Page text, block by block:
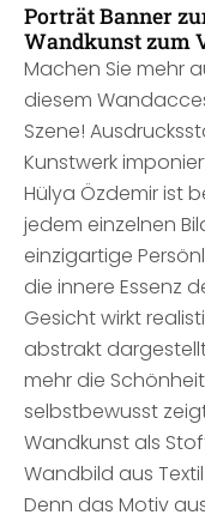
Porträt Banner
Wandkunst zum
Machen Sie mehr
diesem
Szene!
Kunstwerk
Hülya Özdemir ist
jedem einzelnen
einzigartige
die innere Essenz
Gesicht wirkt
abstrakt
mehr die
selbstbewusst
Wandkunst als
Wandbild aus
Denn das Motiv